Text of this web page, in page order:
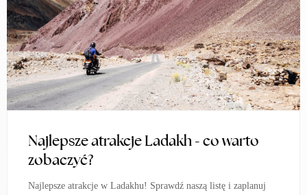
Najlepsze atrakcje Ladakh - co warto
zobaczyć?
Najlepsze atrakcje w Ladakhu! Sprawdź naszą listę i zaplanuj